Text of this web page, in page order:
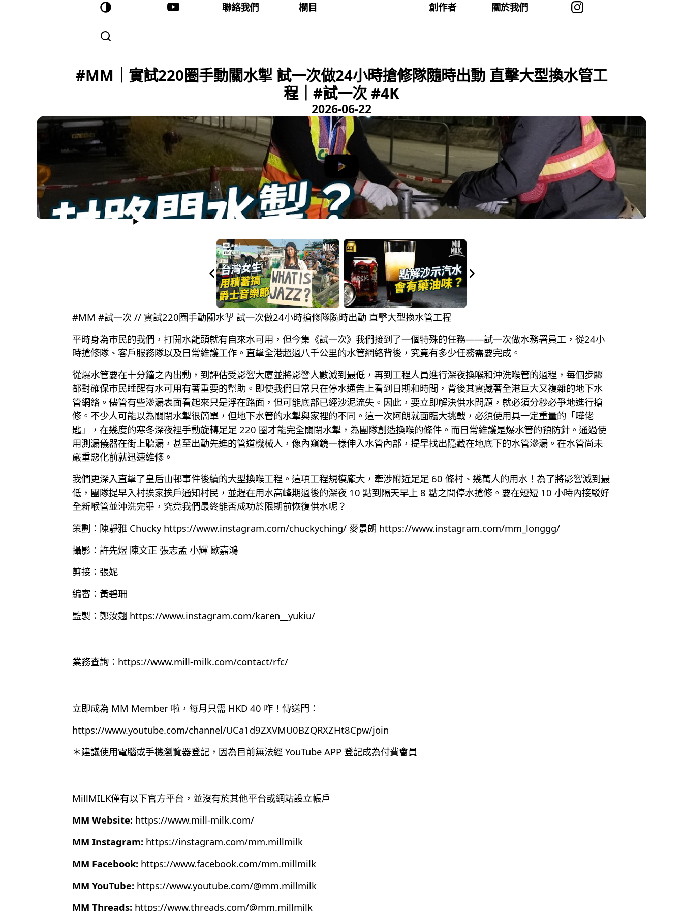
聯絡我們 欄目 創作者 關於我們
#MM｜實試220圈手動關水掣 試一次做24小時搶修隊隨時出動 直擊大型換水管工
程｜#試一次 #4K
2026-06-22
#MM #試一次 // 實試220圈手動關水掣 試一次做24小時搶修隊隨時出動 直擊大型換水管工程
平時身為市民的我們，打開水龍頭就有自來水可用，但今集《試一次》我們接到了一個特殊的任務——試一次做水務署員工，從24小
時搶修隊、客戶服務隊以及日常維護工作。直擊全港超過八千公里的水管網絡背後，究竟有多少任務需要完成。
從爆水管要在十分鐘之內出動，到評估受影響大廈並將影響人數減到最低，再到工程人員進行深夜換喉和沖洗喉管的過程，每個步驟
都對確保市民睡醒有水可用有著重要的幫助。即使我們日常只在停水通告上看到日期和時間，背後其實藏著全港巨大又複雜的地下水
管網絡。儘管有些滲漏表面看起來只是浮在路面，但可能底部已經沙泥流失。因此，要立即解決供水問題，就必須分秒必爭地進行搶
修。不少人可能以為關閉水掣很簡單，但地下水管的水掣與家裡的不同。這一次阿朗就面臨大挑戰，必須使用具一定重量的「嘩佬
匙」，在幾度的寒冬深夜裡手動旋轉足足 220 圈才能完全關閉水掣，為團隊創造換喉的條件。而日常維護是爆水管的預防針。通過使
用測漏儀器在街上聽漏，甚至出動先進的管道機械人，像內窺鏡一樣伸入水管內部，提早找出隱藏在地底下的水管滲漏。在水管尚未
嚴重惡化前就迅速維修。
我們更深入直擊了皇后山邨事件後續的大型換喉工程。這項工程規模龐大，牽涉附近足足 60 條村、幾萬人的用水！為了將影響減到最
低，團隊提早入村挨家挨戶通知村民，並趕在用水高峰期過後的深夜 10 點到隔天早上 8 點之間停水搶修。要在短短 10 小時內接駁好
全新喉管並沖洗完畢，究竟我們最終能否成功於限期前恢復供水呢？
策劃：陳靜雅 Chucky https://www.instagram.com/chuckyching/ 麥景朗 https://www.instagram.com/mm_longgg/
攝影：許先煜 陳文正 張志孟 小輝 歐嘉鴻
剪接：張妮
編審：黃碧珊
監製：鄭汝翹 https://www.instagram.com/karen__yukiu/
業務查詢： https://www.mill-milk.com/contact/rfc/
立即成為 MM Member 啦，每月只需 HKD 40 咋！傳送門：
https://www.youtube.com/channel/UCa1d9ZXVMU0BZQRXZHt8Cpw/join
＊建議使用電腦或手機瀏覽器登記，因為目前無法經 YouTube APP 登記成為付費會員
MillMILK僅有以下官方平台，並沒有於其他平台或網站設立帳戶
MM Website: https://www.mill-milk.com/
MM Instagram: https://instagram.com/mm.millmilk
MM Facebook: https://www.facebook.com/mm.millmilk
MM YouTube: https://www.youtube.com/@mm.millmilk
MM Threads: https://www.threads.com/@mm.millmilk